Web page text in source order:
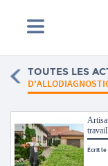
TOUTES LES
Écrit le